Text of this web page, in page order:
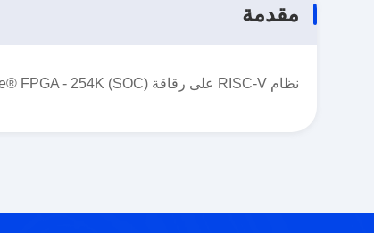
مقدمة
نظام RISC-V على رقاقة (SOC) IC PolarFire® FPGA - 254K وحدات المنطق 1152-FCBGA (35x35)